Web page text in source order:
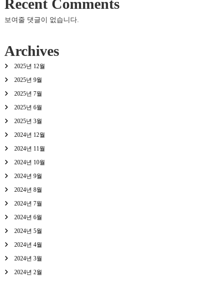
Recent Comments
보여줄 댓글이 없습니다.
Archives
2025년 12월
2025년 9월
2025년 7월
2025년 6월
2025년 3월
2024년 12월
2024년 11월
2024년 10월
2024년 9월
2024년 8월
2024년 7월
2024년 6월
2024년 5월
2024년 4월
2024년 3월
2024년 2월